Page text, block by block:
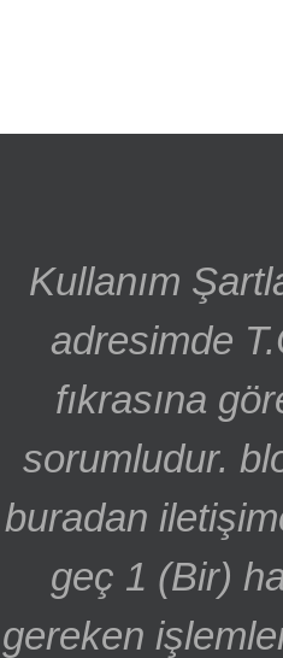
Kullanım
adresimde
fıkrasına
sorumludur.
buradan
geç 1 (Bir)
gereken